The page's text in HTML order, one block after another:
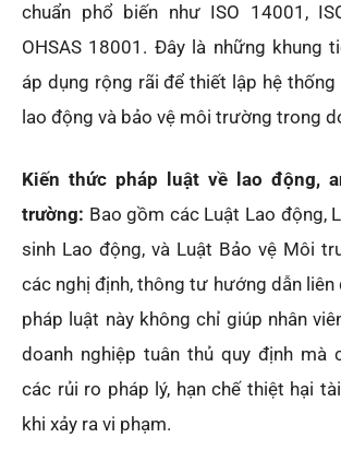
chuẩn phổ biến như ISO 14001,
OHSAS 18001. Đây là những khung
áp dụng rộng rãi để thiết lập hệ thống
lao động và bảo vệ môi trường trong
Kiến thức pháp luật về lao động,
trường: Bao gồm các Luật Lao động,
sinh Lao động, và Luật Bảo vệ Môi
các nghị định, thông tư hướng dẫn liên
pháp luật này không chỉ giúp nhân
doanh nghiệp tuân thủ quy định mà
các rủi ro pháp lý, hạn chế thiệt hại
khi xảy ra vi phạm.